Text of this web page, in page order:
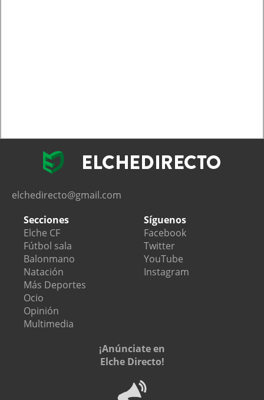
elchedirecto@gmail.com
Secciones
Elche CF
Fútbol sala
Balonmano
Natación
Más Deportes
Ocio
Opinión
Multimedia
Síguenos
Facebook
Twitter
YouTube
Instagram
¡Anúnciate en
Elche Directo!